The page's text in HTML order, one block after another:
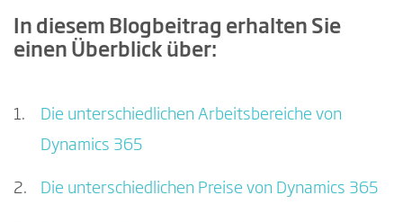
In diesem Blogbeitrag erhalten Sie
einen Überblick über:
Die unterschiedlichen Arbeitsbereiche von
Dynamics 365
Die unterschiedlichen Preise von Dynamics 365